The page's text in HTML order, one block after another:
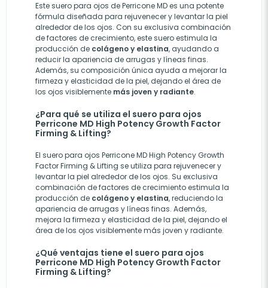
Este suero para ojos de Perricone MD es una potente
fórmula diseñada para rejuvenecer y levantar la piel
alrededor de los ojos. Con su exclusiva combinación
de factores de crecimiento, este suero estimula la
producción de colágeno y elastina, ayudando a
reducir la apariencia de arrugas y líneas finas.
Además, su composición única ayuda a mejorar la
firmeza y elasticidad de la piel, dejando el área de
los ojos visiblemente más joven y radiante.
¿Para qué se utiliza el suero para ojos
Perricone MD High Potency Growth Factor
Firming & Lifting?
El suero para ojos Perricone MD High Potency Growth
Factor Firming & Lifting se utiliza para rejuvenecer y
levantar la piel alrededor de los ojos. Su exclusiva
combinación de factores de crecimiento estimula la
producción de colágeno y elastina, reduciendo la
apariencia de arrugas y líneas finas. Además,
mejora la firmeza y elasticidad de la piel, dejando el
área de los ojos visiblemente más joven y radiante.
¿Qué ventajas tiene el suero para ojos
Perricone MD High Potency Growth Factor
Firming & Lifting?